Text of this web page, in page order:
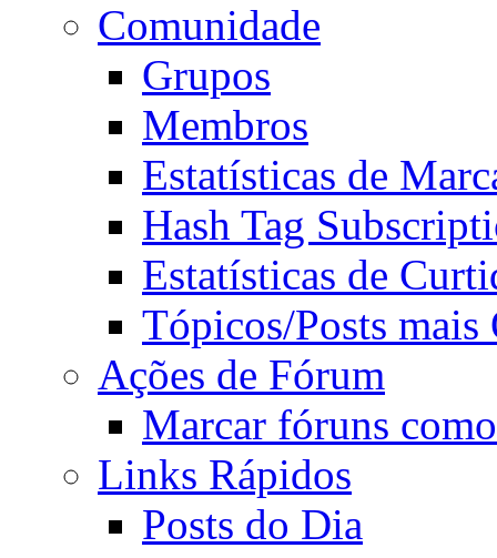
Comunidade
Grupos
Membros
Estatísticas de
Hash Tag
Estatísticas de
Tópicos/Posts mais
Ações de Fórum
Marcar fóruns
Links Rápidos
Posts do Dia